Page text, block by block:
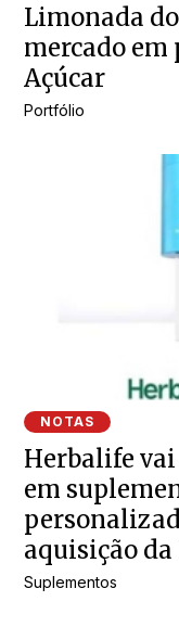
Limonada
mercado em
Açúcar
Portfólio
NOTAS
Herbalife
em
aquisição
Suplementos